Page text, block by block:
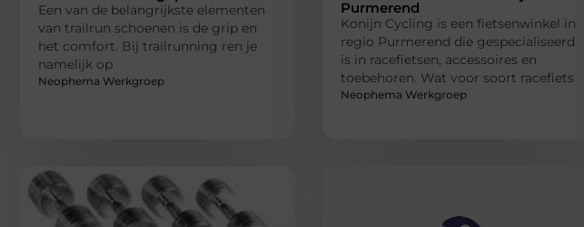
Een van de belangrijkste elementen
van trailrun schoenen is de grip en
het comfort. Bij trailrunning ren je
namelijk op
Neophema Werkgroep
Purmerend
Konijn Cycling is een fietsenwinkel in
regio Purmerend die gespecialiseerd
is in racefietsen, accessoires en
toebehoren. Wat voor soort racefiets
Neophema Werkgroep